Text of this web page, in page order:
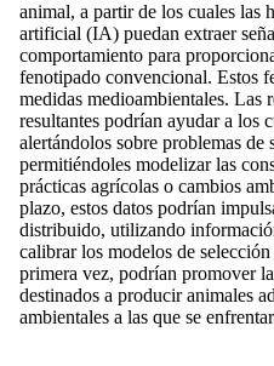
animal, a partir de los cuales las
artificial (IA) puedan extraer
comportamiento para
fenotipado convencional. Estos
medidas medioambientales. Las
resultantes podrían ayudar a los
alertándolos sobre problemas de
permitiéndoles modelizar las
prácticas agrícolas o cambios
plazo, estos datos podrían
distribuido, utilizando
calibrar los modelos de
primera vez, podrían promover
destinados a producir animales
ambientales a las que se